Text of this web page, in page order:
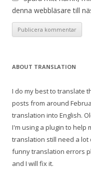
denna webbläsare till
ABOUT TRANSLATION
I do my best to translate
posts from around
translation into English.
I'm using a plugin to help
translation still need a lot
funny translation errors
and I will fix it.